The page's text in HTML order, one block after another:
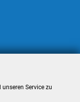
Service zu